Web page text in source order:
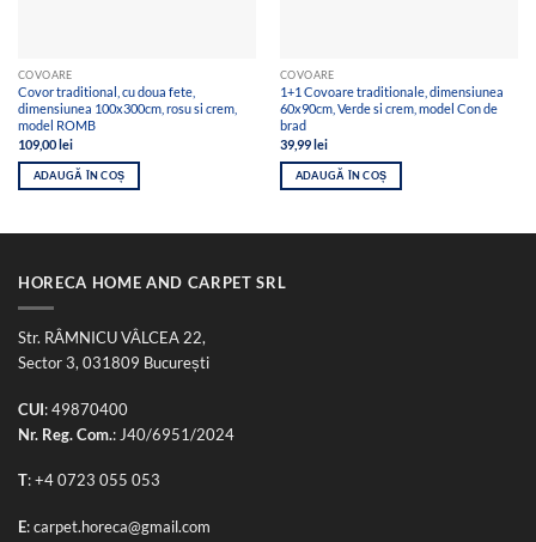
COVOARE
Covor traditional, cu doua fete,
dimensiunea 100x300cm, rosu si crem,
model ROMB
109,00 lei
ADAUGĂ ÎN COȘ
COVOARE
1+1 Covoare traditionale, dimensiunea
60x90cm, Verde si crem, model Con de
brad
39,99 lei
ADAUGĂ ÎN COȘ
HORECA HOME AND CARPET SRL
Str. RÂMNICU VÂLCEA 22,
Sector 3, 031809 București
CUI: 49870400
Nr. Reg. Com.: J40/6951/2024
T:+4 0723 055 053
E:carpet.horeca@gmail.com